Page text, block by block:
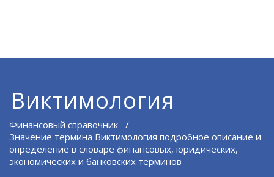
Виктимология
Финансовый справочник /
Значение термина Виктимология подробное описание и
определение в словаре финансовых, юридических,
экономических и банковских терминов